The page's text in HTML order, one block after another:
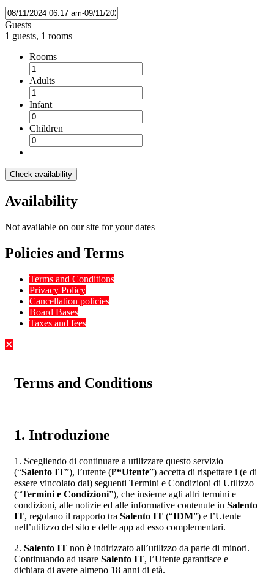
Guests
1 guests, 1 rooms
Rooms
Adults
Infant
Children
Check availability
Availability
Not available on our site for your dates
Policies and Terms
Terms and Conditions
Privacy Policy
Cancellation policies
Board Bases
Taxes and fees
✕
Terms and Conditions
1. Introduzione
1. Scegliendo di continuare a utilizzare questo servizio
(“Salento IT”), l’utente (l’“Utente”) accetta di rispettare i (e di
essere vincolato dai) seguenti Termini e Condizioni di Utilizzo
(“Termini e Condizioni”), che insieme agli altri termini e
condizioni, alle notizie ed alle informative contenute in Salento
IT, regolano il rapporto tra Salento IT (“IDM”) e l’Utente
nell’utilizzo del sito e delle app ad esso complementari.
2. Salento IT non è indirizzato all’utilizzo da parte di minori.
Continuando ad usare Salento IT, l’Utente garantisce e
dichiara di avere almeno 18 anni di età.